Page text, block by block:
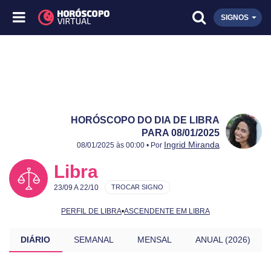
SIGNOS
HORÓSCOPO DO DIA DE LIBRA
PARA 08/01/2025
Publicado:
08/01/2025
Atualizado:
08/01/2025
08/01/2025 às 00:00 • Por Ingrid Miranda
Libra
23/09 A 22/10
PERFIL DE LIBRA•ASCENDENTE EM LIBRA
TROCAR SIGNO
DIÁRIO SEMANAL MENSAL ANUAL (2026)